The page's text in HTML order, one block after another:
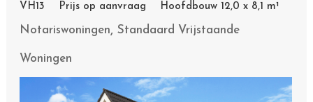
VH13 Prijs op aanvraag Hoofdbouw 12,0 x 8,1 m¹
Notariswoningen,Standaard Vrijstaande
Woningen